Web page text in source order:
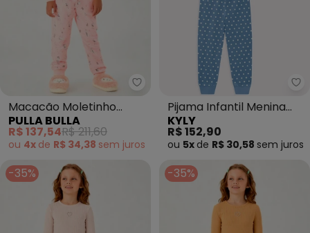
Pulla Bulla - Macacão
Macacão Moletinho
(Rosa)
PULLA BULLA
R$ 137,54R$ 211,60
ou 4x de R$ 34,38 sem juros
Pijama Infantil Menina
Coelhinho com Máscara
(Azul
KYLY
R$ 152,90
ou 5x de R$ 30,58 sem juros
-35% -35%